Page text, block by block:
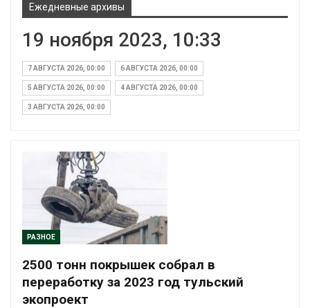
Ежедневные архивы
19 ноября 2023, 10:33
7 АВГУСТА 2026, 00:00 6 АВГУСТА 2026, 00:00
5 АВГУСТА 2026, 00:00 4 АВГУСТА 2026, 00:00
3 АВГУСТА 2026, 00:00
РАЗНОЕ
2500 тонн покрышек собрал в
переработку за 2023 год тульский
экопроект